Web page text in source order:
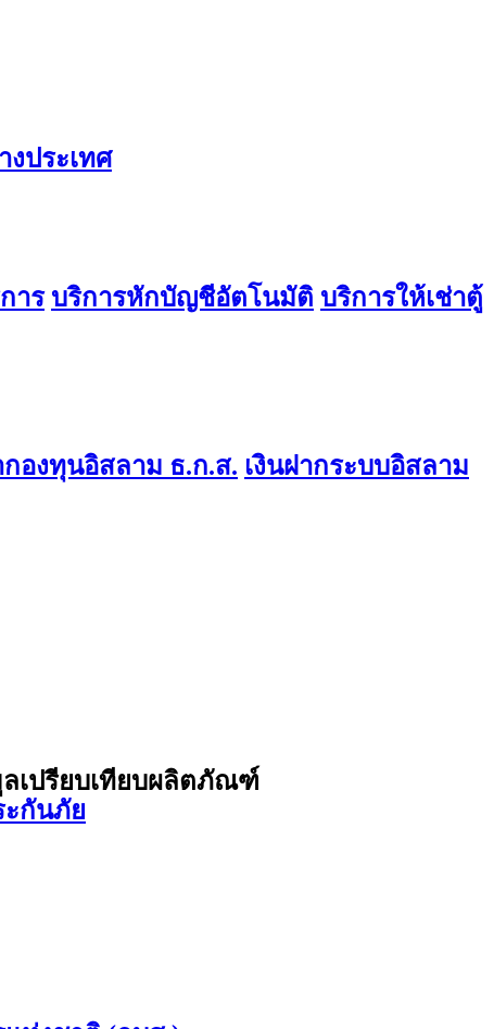
ประเทศ
าร บริการหักบัญชีอัตโนมัติ บริการให้เช่าตู้
องทุนอิสลาม ธ.ก.ส. เงินฝากระบบอิสลาม
เปรียบเทียบผลิตภัณฑ์
ะกันภัย